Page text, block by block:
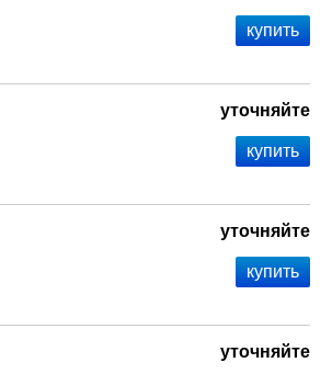
уточняйте
уточняйте
уточняйте